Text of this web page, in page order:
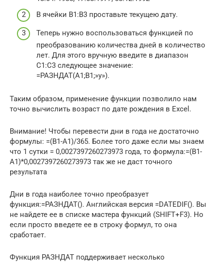
В ячейки B1:B3 проставьте текущею дату.
Теперь нужно воспользоваться функцией по
преобразованию количества дней в количество
лет. Для этого вручную введите в диапазон
C1:C3 следующее значение:
=РАЗНДАТ(A1;B1;»y»).
Таким образом, применение функции позволило нам
точно вычислить возраст по дате рождения в Excel.
Внимание! Чтобы перевести дни в года не достаточно
формулы: =(B1-A1)/365. Более того даже если мы знаем
что 1 сутки = 0,0027397260273973 года, то формула:=(B1-
A1)*0,0027397260273973 так же не даст точного
результата
Дни в года наиболее точно преобразует
функция:=РАЗНДАТ(). Английская версия =DATEDIF(). Вы
не найдете ее в списке мастера функций (SHIFT+F3). Но
если просто введете ее в строку формул, то она
сработает.
Функция РАЗНДАТ поддерживает несколько